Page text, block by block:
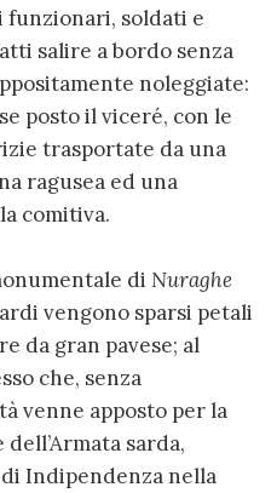
funzionari, soldati e
salire a bordo senza
noleggiate:
posto il viceré, con le
trasportate da una
ragusea ed una
comitiva.
di Nuraghe
vengono sparsi petali
da gran pavese; al
che, senza
venne apposto per la
sarda,
Indipendenza nella